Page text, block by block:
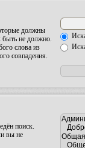
должны
быть не должно.
слова из
совпадения.
поиск.
вы не